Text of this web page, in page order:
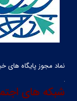
نماد مجوز پایگاه های
شبکه های